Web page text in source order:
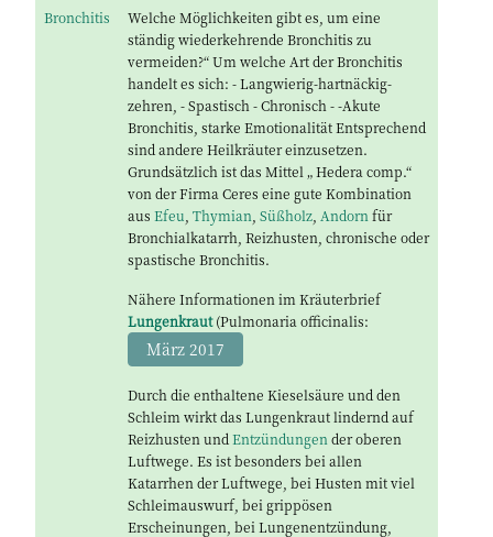
Bronchitis
Welche Möglichkeiten gibt es, um eine
ständig wiederkehrende Bronchitis zu
vermeiden?“ Um welche Art der Bronchitis
handelt es sich: - Langwierig-hartnäckig-
zehren, - Spastisch - Chronisch - -Akute
Bronchitis, starke Emotionalität Entsprechend
sind andere Heilkräuter einzusetzen.
Grundsätzlich ist das Mittel „ Hedera comp.“
von der Firma Ceres eine gute Kombination
aus Efeu Thymian Süßholz Andorn für
Bronchialkatarrh, Reizhusten, chronische oder
spastische Bronchitis.
Nähere Informationen im Kräuterbrief
Lungenkraut(Pulmonaria officinalis:
März 2017
Durch die enthaltene Kieselsäure und den
Schleim wirkt das Lungenkraut lindernd auf
Reizhusten und Entzündungen der oberen
Luftwege. Es ist besonders bei allen
Katarrhen der Luftwege, bei Husten mit viel
Schleimauswurf, bei grippösen
Erscheinungen, bei Lungenentzündung,